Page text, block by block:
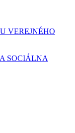
VEREJNÉHO
SOCIÁLNA